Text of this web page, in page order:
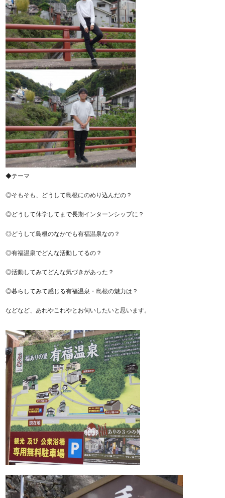
◆テーマ
◎そもそも、どうして島根にのめり込んだの？
◎どうして休学してまで長期インターンシップに？
◎どうして島根のなかでも有福温泉なの？
◎有福温泉でどんな活動してるの？
◎活動してみてどんな気づきがあった？
◎暮らしてみて感じる有福温泉・島根の魅力は？
などなど、あれやこれやとお伺いしたいと思います。